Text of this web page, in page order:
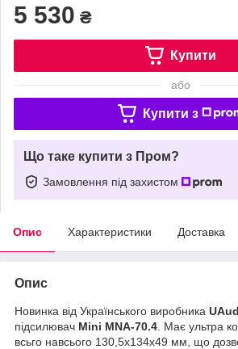
5 530 ₴
Купити
або
Купити з
Що таке купити з Пром?
Замовлення під захистом
Опис Характеристики Доставка
Опис
Новинка від Українського виробника
підсилювач Mini MNA-70.4 . Має ультра
всьго навсього 130,5х134х49 мм, що